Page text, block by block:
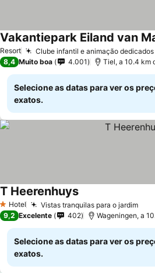
Resort Clube infantil e animação dedicados
Vakantiepark Eiland van
8,4 Muito boa 4.001 Tiel, a 10.4 km
Selecione as datas para ver os
exatos.
1 Estrelas
Hotel Vistas tranquilas para o jardimVer
T HeerenhuysVer preços
9,2 Excelente 402 Wageningen, a
Selecione as datas para ver os
exatos.